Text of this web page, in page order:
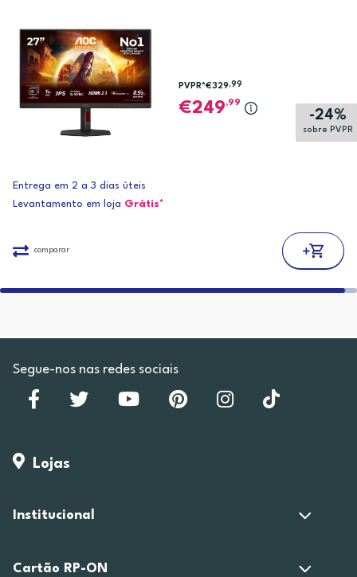
-24%
sobre PVPR
PVPR*€329,99
249,99
Entrega em 2 a 3 dias úteis
Levantamento em loja Grátis*
comparar
Segue-nos nas redes sociais
Lojas
Institucional
Cartão RP-ON